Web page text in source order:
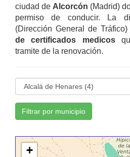
ciudad de Alcorcón (Madrid)
permiso de conducir. La
(Dirección General de
de certificados medicos
tramite de la renovación.
Filtrar por municipio
+